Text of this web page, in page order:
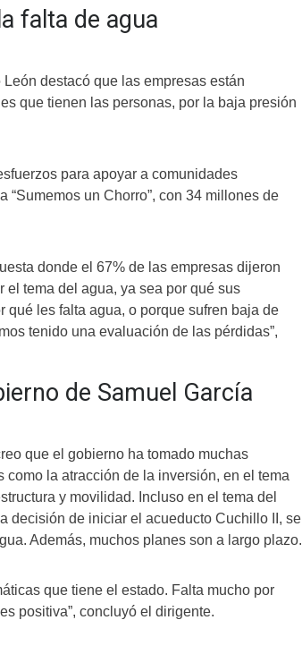
falta de agua
destacó que las empresas están
que tienen las personas, por la baja presión
para apoyar a comunidades
“Sumemos un Chorro”, con 34 millones de
donde el 67% de las empresas dijeron
el tema del agua, ya sea por qué sus
qué les falta agua, o porque sufren baja de
tenido una evaluación de las pérdidas”,
de Samuel García
que el gobierno ha tomado muchas
como la atracción de la inversión, en el tema
y movilidad. Incluso en el tema del
decisión de iniciar el acueducto Cuchillo II, se
Además, muchos planes son a largo plazo.
que tiene el estado. Falta mucho por
positiva”, concluyó el dirigente.